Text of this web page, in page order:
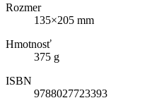
Rozmer
135×205 mm
Hmotnosť
375 g
ISBN
9788027723393